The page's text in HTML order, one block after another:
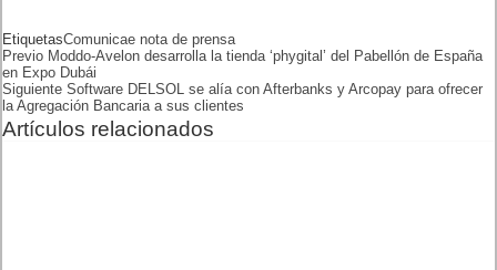
Previo
Moddo-Avelon desarrolla la
tienda ‘phygital’ del Pabellón
de España en Expo Dubái